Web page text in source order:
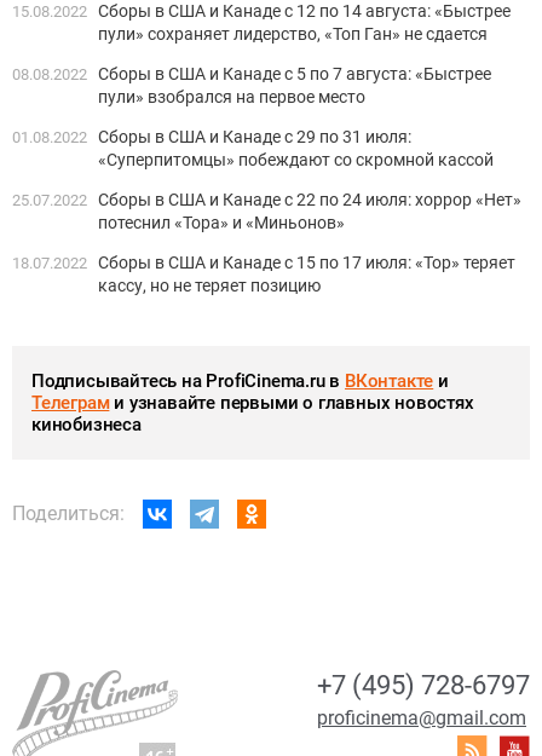
15.08.2022 Сборы в США и Канаде с 12 по 14 августа: «Быстрее
пули» сохраняет лидерство, «Топ Ган» не сдается
08.08.2022 Сборы в США и Канаде с 5 по 7 августа: «Быстрее
пули» взобрался на первое место
01.08.2022 Сборы в США и Канаде с 29 по 31 июля:
«Суперпитомцы» побеждают со скромной кассой
25.07.2022 Сборы в США и Канаде с 22 по 24 июля: хоррор «Нет»
потеснил «Тора» и «Миньонов»
18.07.2022 Сборы в США и Канаде с 15 по 17 июля: «Тор» теряет
кассу, но не теряет позицию
Подписывайтесь на ProfiCinema.ru в ВКонтакте и
Телеграми узнавайте первыми о главных новостях
кинобизнеса
Поделиться:
+7 (495) 728-6797
proficinema@gmail.com